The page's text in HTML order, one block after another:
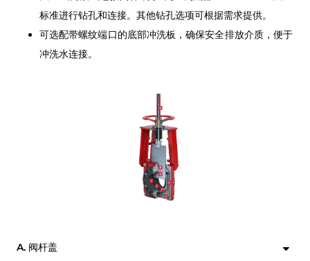
标准进行钻孔和连接。其他钻孔选项可根据需求提供。
可选配带螺纹端口的底部冲洗板，确保安全排放介质，便于
冲洗水连接。
A. 阀杆盖